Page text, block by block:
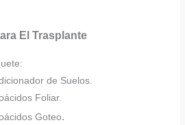
El Trasplante
de Suelos.
Foliar.
Goteo.